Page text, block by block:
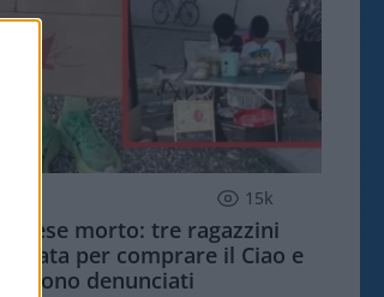
15k
Paese morto: tre ragazzini
per comprare il Ciao e
vengono denunciati